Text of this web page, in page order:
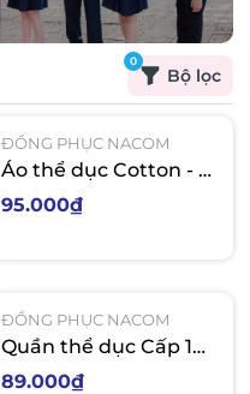
Bộ lọc
0
ĐỒNG PHỤC NACOM
Áo thể dục Cotton - C1
Thống Nhất
95.000₫
ĐỒNG PHỤC NACOM
Quần thể dục Cấp 1
sọc trắng Poly
89.000₫